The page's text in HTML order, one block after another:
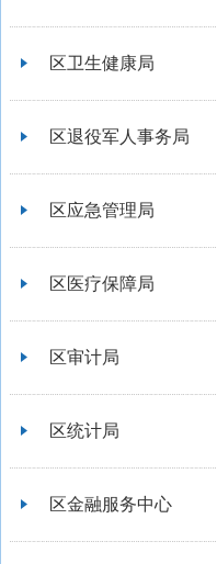
区卫生健康局
区退役军人事务局
区应急管理局
区医疗保障局
区审计局
区统计局
区金融服务中心